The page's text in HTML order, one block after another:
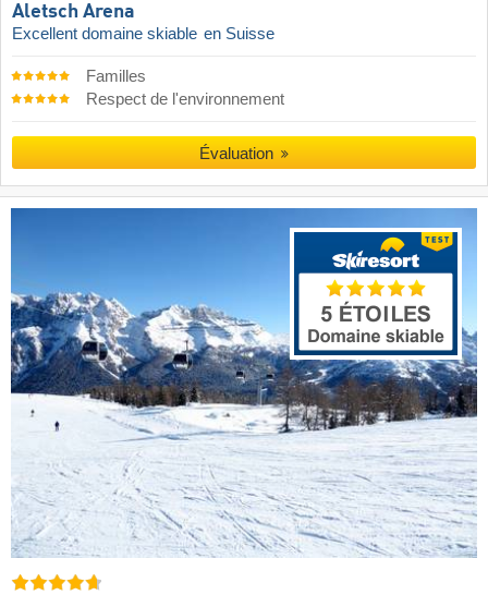
Aletsch Arena
Excellent domaine skiable en Suisse
Familles
Respect de l'environnement
Évaluation